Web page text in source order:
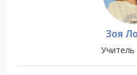
Зоя